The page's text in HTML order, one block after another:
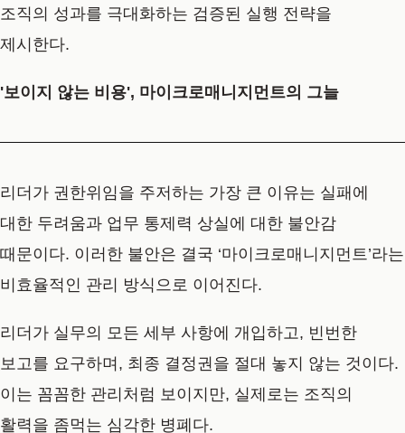
조직의 성과를 극대화하는 검증된 실행 전략을
제시한다.
'보이지 않는 비용', 마이크로매니지먼트의 그늘
리더가 권한위임을 주저하는 가장 큰 이유는 실패에
대한 두려움과 업무 통제력 상실에 대한 불안감
때문이다. 이러한 불안은 결국 ‘마이크로매니지먼트’라는
비효율적인 관리 방식으로 이어진다.
리더가 실무의 모든 세부 사항에 개입하고, 빈번한
보고를 요구하며, 최종 결정권을 절대 놓지 않는 것이다.
이는 꼼꼼한 관리처럼 보이지만, 실제로는 조직의
활력을 좀먹는 심각한 병폐다.